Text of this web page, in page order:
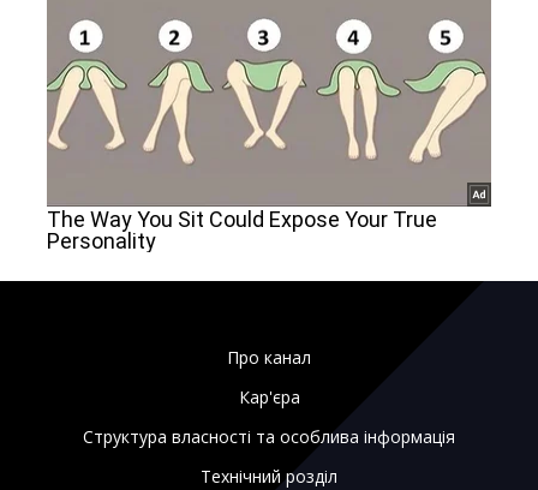
Про канал
Кар'єра
Структура власності та особлива інформація
Технічний розділ